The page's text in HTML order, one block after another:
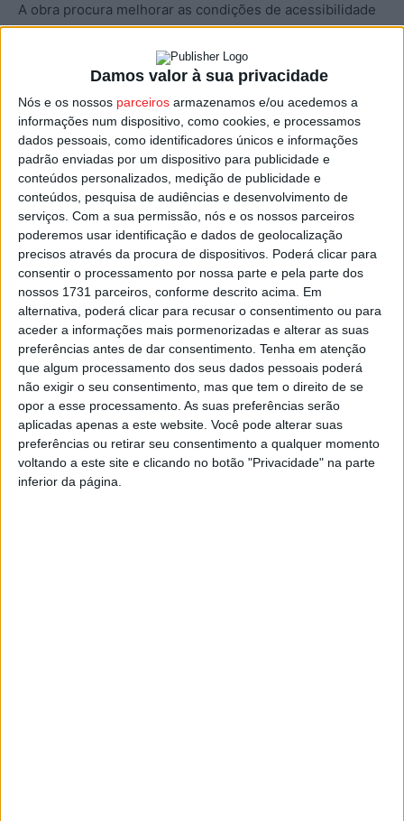
Damos valor à sua privacidade
Nós e os nossos parceiros armazenamos e/ou acedemos a
informações num dispositivo, como cookies, e processamos
dados pessoais, como identificadores únicos e informações
padrão enviadas por um dispositivo para publicidade e
conteúdos personalizados, medição de publicidade e
conteúdos, pesquisa de audiências e desenvolvimento de
serviços. Com a sua permissão, nós e os nossos parceiros
poderemos usar identificação e dados de geolocalização
precisos através da procura de dispositivos. Poderá clicar para
consentir o processamento por nossa parte e pela parte dos
nossos 1731 parceiros, conforme descrito acima. Em
alternativa, poderá clicar para recusar o consentimento ou para
aceder a informações mais pormenorizadas e alterar as suas
preferências antes de dar consentimento. Tenha em atenção
que algum processamento dos seus dados pessoais poderá
não exigir o seu consentimento, mas que tem o direito de se
opor a esse processamento. As suas preferências serão
aplicadas apenas a este website. Você pode alterar suas
preferências ou retirar seu consentimento a qualquer momento
voltando a este site e clicando no botão "Privacidade" na parte
inferior da página.
A obra procura melhorar as condições de acessibilidade
à escola e interligar os edifícios através de uma sala
multiusos comum, além de remover a vedação entre os
A requalificação envolve ainda a execução de passeios
em toda a envolvente do recinto escolar, com o objetivo
de assegurar a segurança das crianças.
Na escola básica e jardim de infância de Repeses há
cerca de 120 crianças, e a previsão é que a requalificação
possa estar concluída dentro de quatro meses, a tempo
do início do próximo ano letivo.
O autarca viseense diz que a solução encontrada para
Repeses poderá ser replicada em outras escolas e
jardins de infância na zona urbana da cidade.
Esta e outras notícias para ouvir na Estação Diária – 96.8
FM ou emwww.968.fm